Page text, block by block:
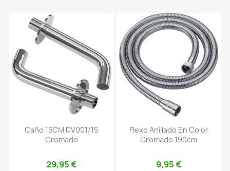
Caño 15CM DV001/15
Cromado
29,95 €
Flexo Anillado En Color
Cromado 190cm
9,95 €